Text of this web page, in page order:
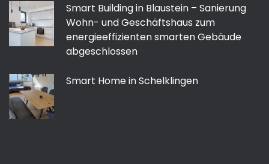
Smart Building in Blaustein – Sanierung
Wohn- und Geschäftshaus zum
energieeffizienten smarten Gebäude
abgeschlossen
Smart Home in Schelklingen